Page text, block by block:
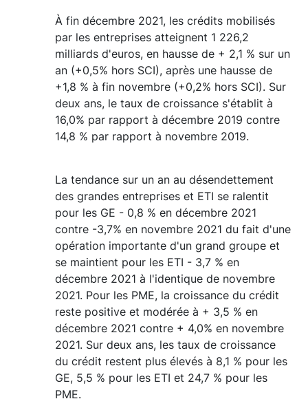
À fin décembre 2021, les crédits mobilisés
par les entreprises atteignent 1 226,2
milliards d'euros, en hausse de + 2,1 % sur un
an (+0,5% hors SCI), après une hausse de
+1,8 % à fin novembre (+0,2% hors SCI). Sur
deux ans, le taux de croissance s'établit à
16,0% par rapport à décembre 2019 contre
14,8 % par rapport à novembre 2019.
La tendance sur un an au désendettement
des grandes entreprises et ETI se ralentit
pour les GE - 0,8 % en décembre 2021
contre -3,7% en novembre 2021 du fait d'une
opération importante d'un grand groupe et
se maintient pour les ETI - 3,7 % en
décembre 2021 à l'identique de novembre
2021. Pour les PME, la croissance du crédit
reste positive et modérée à + 3,5 % en
décembre 2021 contre + 4,0% en novembre
2021. Sur deux ans, les taux de croissance
du crédit restent plus élevés à 8,1 % pour les
GE, 5,5 % pour les ETI et 24,7 % pour les
PME.